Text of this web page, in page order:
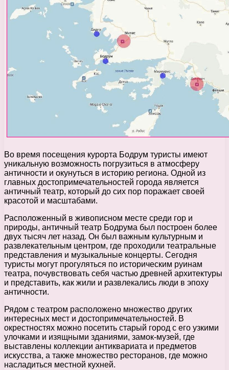
Во время посещения курорта Бодрум туристы имеют
уникальную возможность погрузиться в атмосферу
античности и окунуться в историю региона. Одной из
главных достопримечательностей города является
античный театр, который до сих пор поражает своей
красотой и масштабами.
Расположенный в живописном месте среди гор и
природы, античный театр Бодрума был построен более
двух тысяч лет назад. Он был важным культурным и
развлекательным центром, где проходили театральные
представления и музыкальные концерты. Сегодня
туристы могут прогуляться по историческим руинам
театра, почувствовать себя частью древней архитектуры
и представить, как жили и развлекались люди в эпоху
античности.
Рядом с театром расположено множество других
интересных мест и достопримечательностей. В
окрестностях можно посетить старый город с его узкими
улочками и изящными зданиями, замок-музей, где
выставлены коллекции антиквариата и предметов
искусства, а также множество ресторанов, где можно
насладиться местной кухней.